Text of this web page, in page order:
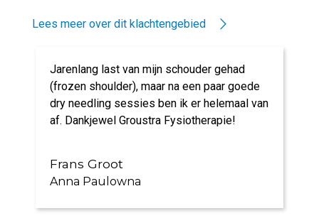
Lees meer over dit klachtengebied
Jarenlang last van mijn schouder gehad
(frozen shoulder), maar na een paar goede
dry needling sessies ben ik er helemaal van
af. Dankjewel Groustra Fysiotherapie!
Frans Groot
Anna Paulowna